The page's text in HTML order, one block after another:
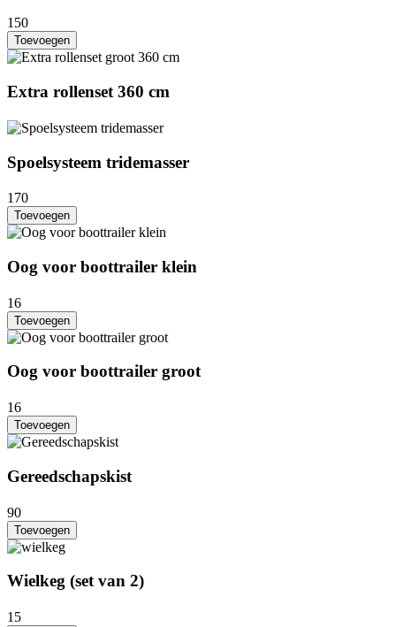
150
Toevoegen
Extra rollenset 360 cm
Spoelsysteem tridemasser
170
Toevoegen
Oog voor boottrailer klein
16
Toevoegen
Oog voor boottrailer groot
16
Toevoegen
Gereedschapskist
90
Toevoegen
Wielkeg (set van 2)
15